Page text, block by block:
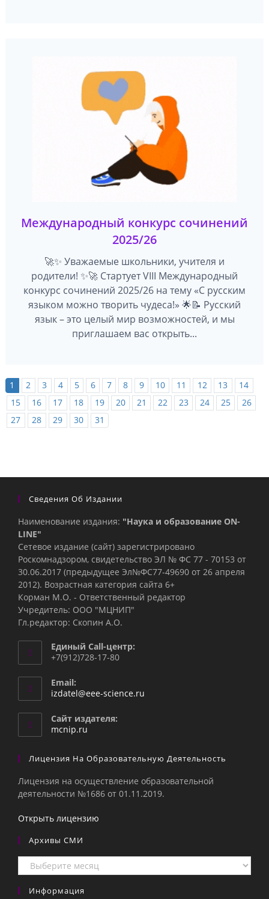
Международный конкурс сочинений
2025/26
🚀✨ Уважаемые школьники, учителя и
родители! ✨🚀 Стартует VIII Международный
конкурс сочинений 2025/26 на тему «С русским
языком можно творить чудеса!» 🌟📝 Русский
язык – это целый мир возможностей, и мы
приглашаем вас открыть...
1 2 3 4 5 6 7 8 9 10 11 12 13
14
15
16 17 18 19 20 21 22 23 24 25
26
27
28 29 30 31
Сведения Об Издании
Наименование издания: "Наука и образование ON-
LINE"
Сетевое издание (сайт) зарегистрировано
Роскомнадзором, свидетельство ЭЛ № ФС 77 - 70153 от
30.06.2017 (предыдущее Эл№ФC77-49690 от 26 апреля
2012). Возрастная категория сайта 6+
Корман М.О. - Ответственный редактор
Учредитель: ООО "МЦНИП"
Гл.редактор: Скопин А.О.
Единый Call-центр:
+7(912)728-17-80
Email:
izdatel@eee-science.ru
Сайт издателя:
mcnip.ru
Лицензия На Образовательную Деятельность
Лицензия на осуществление образовательной
деятельности №1686 от 01.11.2019.
Открыть лицензию
Архивы СМИ
Архивы
СМИ
Информация